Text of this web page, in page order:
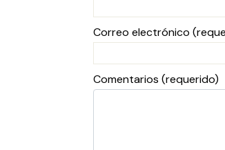
Correo electrónico
Comentarios (requerido)